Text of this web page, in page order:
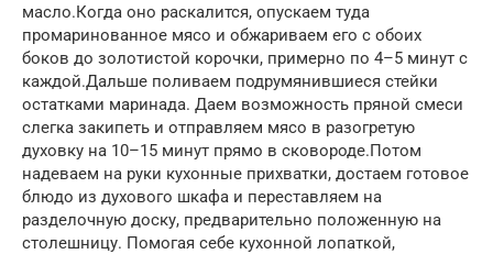
масло.Когда оно раскалится, опускаем туда
промаринованное мясо и обжариваем его с обоих
боков до золотистой корочки, примерно по 4–5 минут с
каждой.Дальше поливаем подрумянившиеся стейки
остатками маринада. Даем возможность пряной смеси
слегка закипеть и отправляем мясо в разогретую
духовку на 10–15 минут прямо в сковороде.Потом
надеваем на руки кухонные прихватки, достаем готовое
блюдо из духового шкафа и переставляем на
разделочную доску, предварительно положенную на
столешницу. Помогая себе кухонной лопаткой,